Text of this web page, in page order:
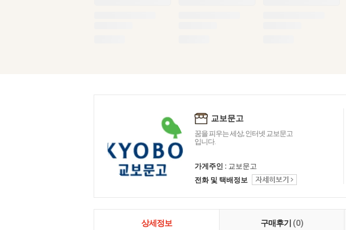
교보문고
꿈을 피우는 세상, 인터넷 교보문고
입니다.
가게주인 : 교보문고
전화 및 택배정보
상세정보 구매후기 (0)